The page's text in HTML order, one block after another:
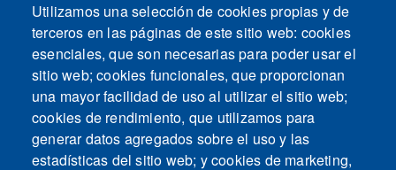
Utilizamos una selección de cookies propias y de
terceros en las páginas de este sitio web: cookies
esenciales, que son necesarias para poder usar el
sitio web; cookies funcionales, que proporcionan
una mayor facilidad de uso al utilizar el sitio web;
cookies de rendimiento, que utilizamos para
generar datos agregados sobre el uso y las
estadísticas del sitio web; y cookies de marketing,